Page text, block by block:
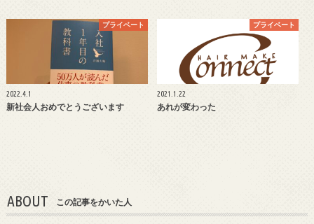
プライベート
2022.4.1
新社会人おめでとうございます
プライベート
2021.1.22
あれが変わった
ABOUT この記事をかいた人